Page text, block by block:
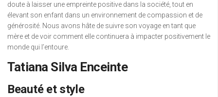
doute à laisser une empreinte positive dans la société, tout en
élevant son enfant dans un environnement de compassion et de
générosité. Nous avons hâte de suivre son voyage en tant que
mère et de voir comment elle continuera à impacter positivement le
monde qui l’entoure.
Tatiana Silva Enceinte
Beauté et style